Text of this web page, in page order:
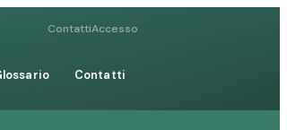
ContattiAccesso
Contatti